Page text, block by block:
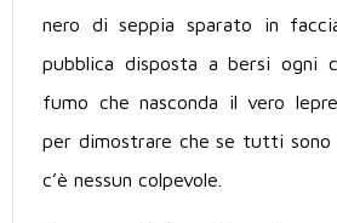
nero di seppia sparato in
pubblica disposta a bersi ogni
fumo che nasconda il vero
per dimostrare che se tutti sono
c’è nessun colpevole.